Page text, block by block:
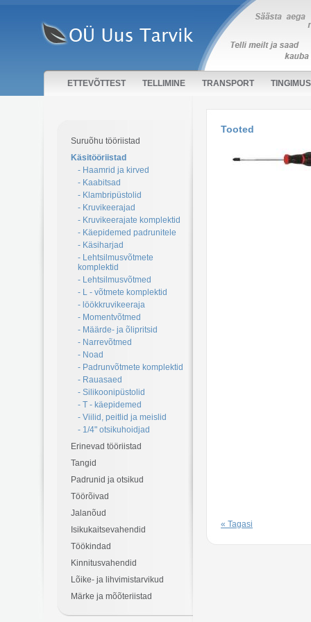
ETTEVÕTTEST TELLIMINE TRANSPORT
Suruõhu tööriistad
Käsitööriistad
- Haamrid ja kirved
- Kaabitsad
- Klambripüstolid
- Kruvikeerajad
- Kruvikeerajate komplektid
- Käepidemed padrunitele
- Käsiharjad
- Lehtsilmusvõtmete
komplektid
- Lehtsilmusvõtmed
- L - võtmete komplektid
- löökkruvikeeraja
- Momentvõtmed
- Määrde- ja õlipritsid
- Narrevõtmed
- Noad
- Padrunvõtmete komplektid
- Rauasaed
- Silikoonipüstolid
- T - käepidemed
- Viilid, peitlid ja meislid
- 1/4" otsikuhoidjad
Erinevad tööriistad
Tangid
Padrunid ja otsikud
Töörõivad
Jalanõud
Isikukaitsevahendid
Töökindad
Kinnitusvahendid
Lõike- ja lihvimistarvikud
Märke ja mõõteriistad
Tooted
« Tagasi